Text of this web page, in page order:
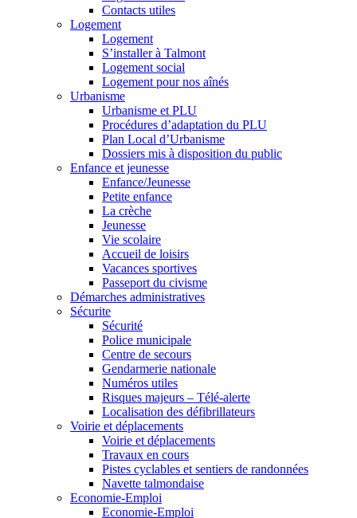
Contacts utiles
Logement
Logement
S’installer à Talmont
Logement social
Logement pour nos aînés
Urbanisme
Urbanisme et PLU
Procédures d’adaptation du PLU
Plan Local d’Urbanisme
Dossiers mis à disposition du public
Enfance et jeunesse
Enfance/Jeunesse
Petite enfance
La crèche
Jeunesse
Vie scolaire
Accueil de loisirs
Vacances sportives
Passeport du civisme
Démarches administratives
Sécurite
Sécurité
Police municipale
Centre de secours
Gendarmerie nationale
Numéros utiles
Risques majeurs – Télé-alerte
Localisation des défibrillateurs
Voirie et déplacements
Voirie et déplacements
Travaux en cours
Pistes cyclables et sentiers de randonnées
Navette talmondaise
Economie-Emploi
Economie-Emploi